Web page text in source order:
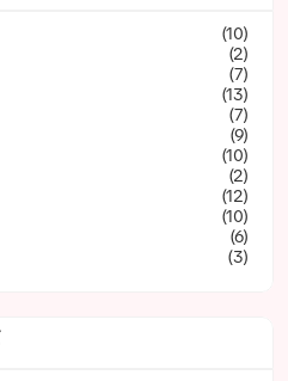
(10)
(2)
(7)
(13)
(7)
(9)
(10)
(2)
(12)
(10)
(6)
(3)